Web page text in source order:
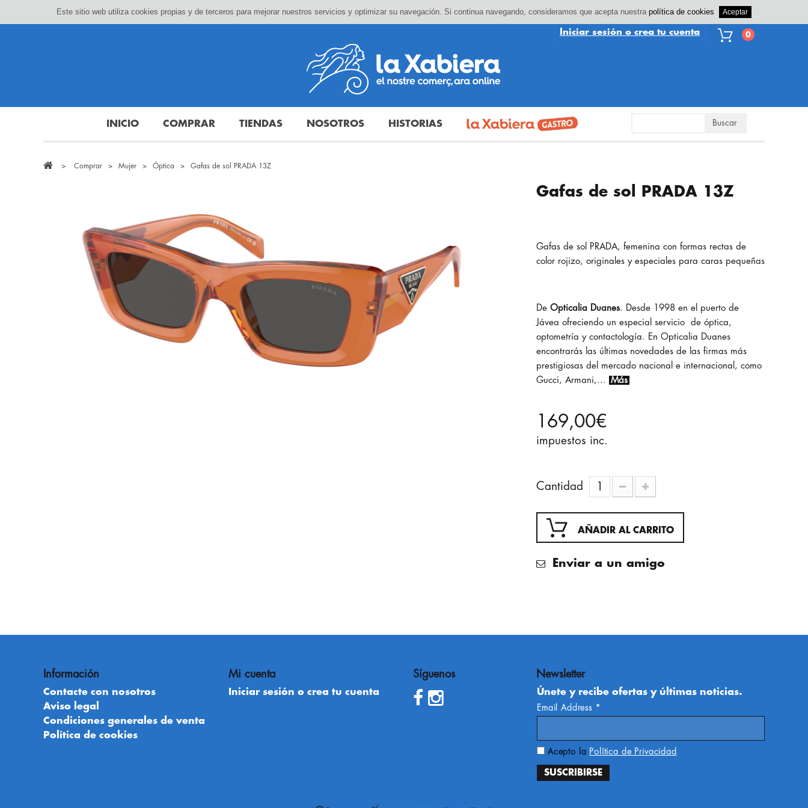
0
Iniciar sesión o crea tu cuenta
INICIO COMPRAR TIENDAS NOSOTROS HISTORIAS
> Comprar > Mujer > Óptica > Gafas de sol PRADA 13Z
Gafas de sol PRADA 13Z
Gafas de sol PRADA, femenina con formas rectas de
color rojizo, originales y especiales para caras pequeñas
Opticalia Duanes. Desde 1998 en el puerto de
Jávea ofreciendo un especial servicio de óptica,
optometría y contactología. En Opticalia Duanes
encontrarás las últimas novedades de las firmas más
prestigiosas del mercado nacional e internacional, como
Gucci, Armani,...
Más
169,00€
impuestos inc.
Cantidad
AÑADIR AL CARRITO
Enviar a un amigo
Información
Contacte con nosotros
Aviso legal
Condiciones generales de venta
Política de cookies
Mi cuenta
Iniciar sesión o crea tu cuenta
Síguenos Newsletter
Únete y recibe ofertas y últimas noticias.
Email Address *
Acepto la Política de Privacidad
Este sitio web utiliza cookies propias y de terceros para mejorar nuestros servicios y optimizar su navegación. Si continua navegando, consideramos que acepta nuestra política de cookies